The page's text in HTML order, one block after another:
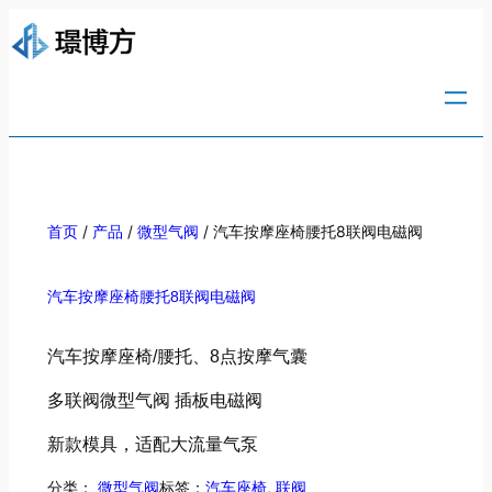
首页 / 产品 / 微型气阀 / 汽车按摩座椅腰托8联阀电磁阀
汽车按摩座椅腰托8联阀电磁阀
汽车按摩座椅/腰托、8点按摩气囊
多联阀微型气阀 插板电磁阀
新款模具，适配大流量气泵
分类： 微型气阀标签： 汽车座椅, 联阀